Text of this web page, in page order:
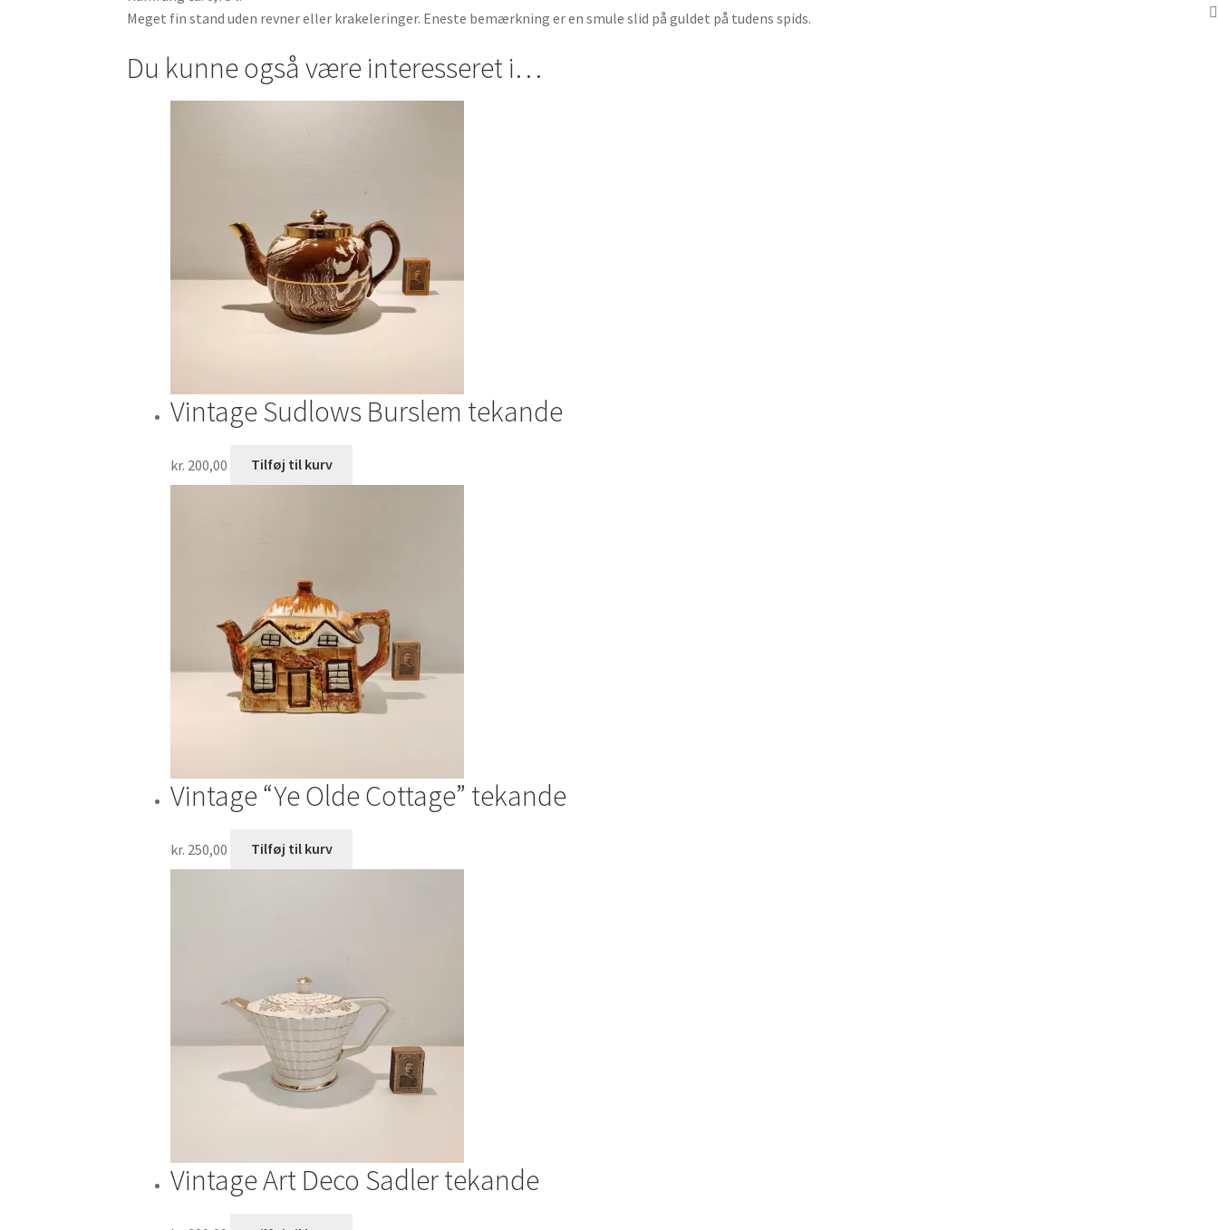
Meget fin stand uden revner eller krakeleringer. Eneste bemærkning er en smule slid på guldet på tudens spids.
Du kunne også være interesseret i…
Vintage Sudlows Burslem tekande
kr. 200,00 Tilføj til kurv
Vintage “Ye Olde Cottage” tekande
kr. 250,00 Tilføj til kurv
Vintage Art Deco Sadler tekande